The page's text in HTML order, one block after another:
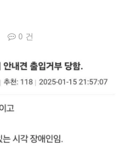
0 건